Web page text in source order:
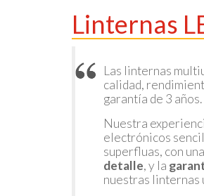
Linternas
Las linternas
calidad,
garantía de 3 años.
Nuestra
electrónicos
superfluas, con una
detalle, y la
nuestras linternas